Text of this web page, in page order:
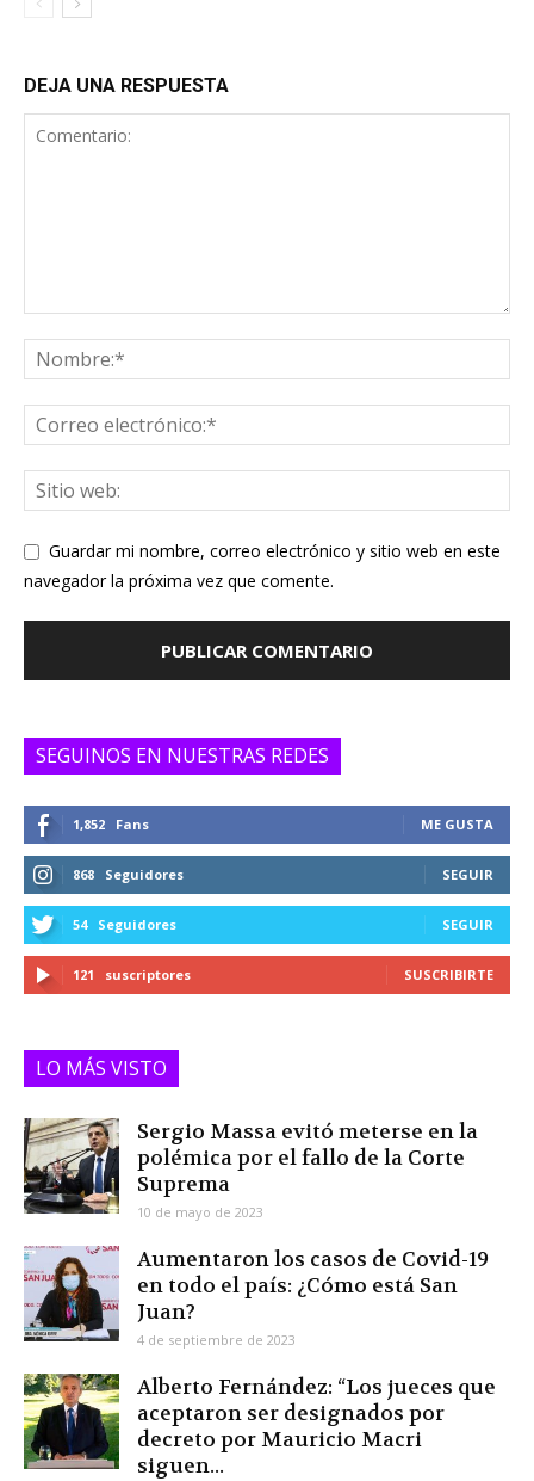
DEJA UNA RESPUESTA
Guardar mi nombre, correo electrónico y sitio web en este
navegador la próxima vez que comente.
SEGUINOS EN NUESTRAS REDES
1,852 Fans ME GUSTA
868 Seguidores SEGUIR
54 Seguidores SEGUIR
121 suscriptores SUSCRIBIRTE
LO MÁS VISTO
Sergio Massa evitó meterse en la
polémica por el fallo de la Corte
Suprema
10 de mayo de 2023
Aumentaron los casos de Covid-19
en todo el país: ¿Cómo está San
Juan?
4 de septiembre de 2023
Alberto Fernández: “Los jueces que
aceptaron ser designados por
decreto por Mauricio Macri
siguen...